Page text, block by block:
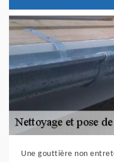
Une gouttière non